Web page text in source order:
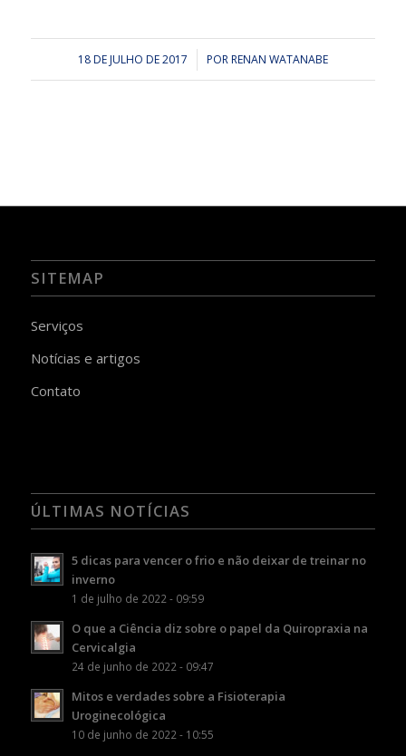
18 DE JULHO DE 2017
/ PORRENAN WATANABE
SITEMAP
Serviços
Notícias e artigos
Contato
ÚLTIMAS NOTÍCIAS
5 dicas para vencer o frio e não deixar de treinar no
inverno
1 de julho de 2022 - 09:59
O que a Ciência diz sobre o papel da Quiropraxia na
Cervicalgia
24 de junho de 2022 - 09:47
Mitos e verdades sobre a Fisioterapia
Uroginecológica
10 de junho de 2022 - 10:55